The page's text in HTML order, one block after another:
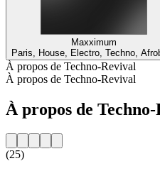
Maxximum
Paris, House, Electro, Techno,
À propos de Techno-Revival
À propos de Techno-Revival
À propos de
(25)